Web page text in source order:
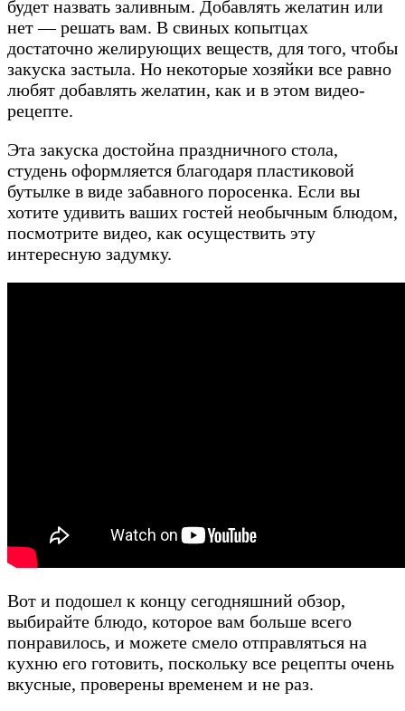
будет назвать заливным. Добавлять желатин или
нет — решать вам. В свиных копытцах
достаточно желирующих веществ, для того, чтобы
закуска застыла. Но некоторые хозяйки все равно
любят добавлять желатин, как и в этом видео-
рецепте.
Эта закуска достойна праздничного стола,
студень оформляется благодаря пластиковой
бутылке в виде забавного поросенка. Если вы
хотите удивить ваших гостей необычным блюдом,
посмотрите видео, как осуществить эту
интересную задумку.
Вот и подошел к концу сегодняшний обзор,
выбирайте блюдо, которое вам больше всего
понравилось, и можете смело отправляться на
кухню его готовить, поскольку все рецепты очень
вкусные, проверены временем и не раз.